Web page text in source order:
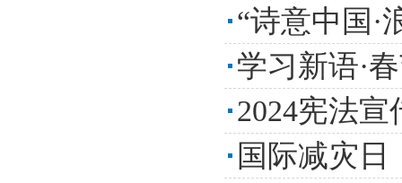
“诗意中国·
学习新语·
2024宪法
国际减灾